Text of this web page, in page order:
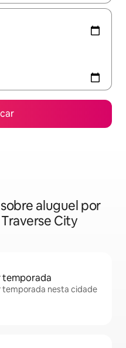
aluguel por
City
temporada
temporada nesta cidade